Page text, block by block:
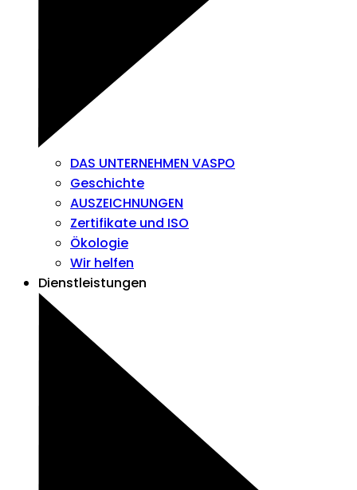
DAS UNTERNEHMEN VASPO
Geschichte
AUSZEICHNUNGEN
Zertifikate und ISO
Ökologie
Wir helfen
Dienstleistungen